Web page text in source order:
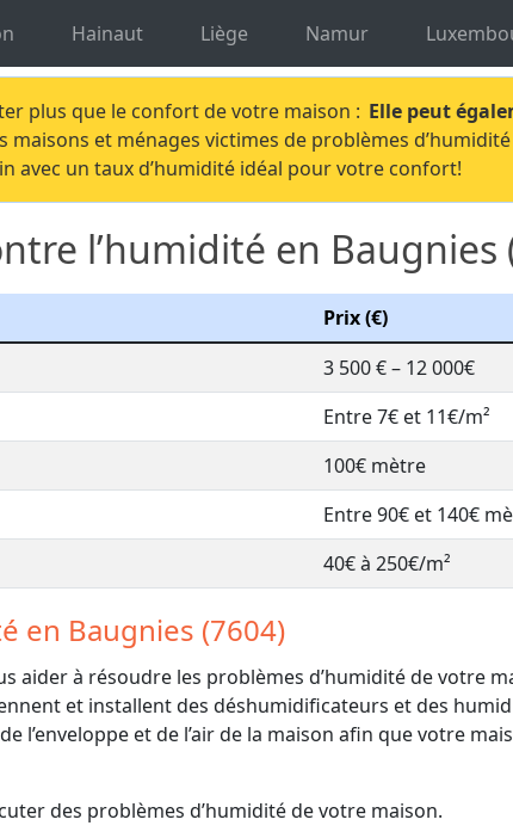
Hainaut Liège Namur
Hainaut Traitement humidité Baugnies
plus que le confort de votre maison : Elle peut
et ménages victimes de problèmes
avec un taux d’humidité idéal pour votre confort!
l’humidité en Baugnies
Prix (€)
3 500 € – 12 000€
Entre 7€ et 11€/m²
100€ mètre
Entre 90€ et 140€
40€ à 250€/m²
en Baugnies (7604)
aider à résoudre les problèmes d’humidité de votre
et installent des déshumidificateurs et des
l’enveloppe et de l’air de la maison afin que votre
des problèmes d’humidité de votre maison.